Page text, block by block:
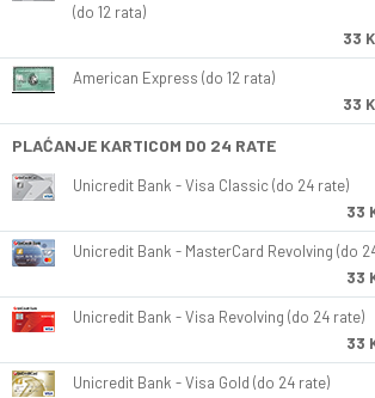
(do 12 rata)
33
American Express (do 12 rata)
33
PLAĆANJE KARTICOM DO 24 RATE
Unicredit Bank - Visa Classic (do 24 rate)
33
Unicredit Bank - MasterCard Revolving (do
33
Unicredit Bank - Visa Revolving (do 24 rate)
33
Unicredit Bank - Visa Gold (do 24 rate)